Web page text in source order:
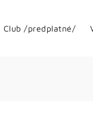
Club /predplatné/